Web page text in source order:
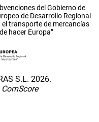
del Gobierno de
de Desarrollo Regional
transporte de mercancías
hacer Europa”
S.L. 2026.
ComScore